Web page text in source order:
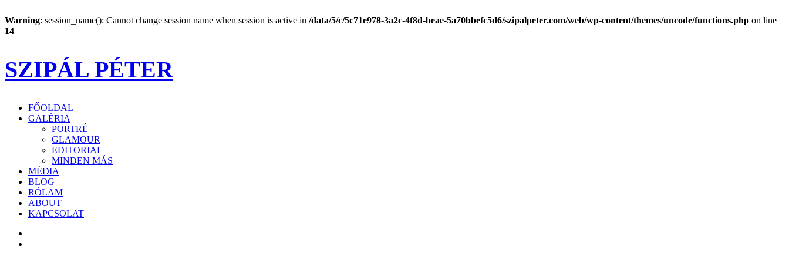
Warning: session_name(): Cannot change session name when session is active in /data/5/c/5c71e978-3a2c-4f8d-beae-5a70bbefc5d6/szipalpeter.com/web/wp-content/themes/uncode/functions.php on line
14
SZIPÁL PÉTER
FŐOLDAL
GALÉRIA
PORTRÉ
GLAMOUR
EDITORIAL
MINDEN MÁS
MÉDIA
BLOG
RÓLAM
ABOUT
KAPCSOLAT